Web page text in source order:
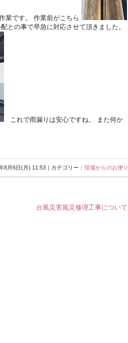
業です。 作業前がこちら
との事で早急に対応させて頂きました。
これで雨漏りは安心ですね。 また何か
8月6日(月) 11:53｜カテゴリー： 現場からのお便り
台風災害風災修理工事について